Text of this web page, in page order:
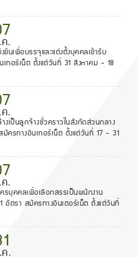
.
นเพื่อบรรจุและแต่งตั้งบุคคลเข้ารับ
ทอร์เน็ต ตั้งแต่วันที่ 31 สิงหาคม - 18
.
ป็นลูกจ้างชั่วคราวในสังกัดส่วนกลาง
รทางอินเทอร์เน็ต ตั้งแต่วันที่ 17 - 31
.
บุคคลเพื่อเลือกสรรเป็นพนักงาน
ตรา สมัครทางอินเตอร์เน็ต ตั้งแต่วันที่
.